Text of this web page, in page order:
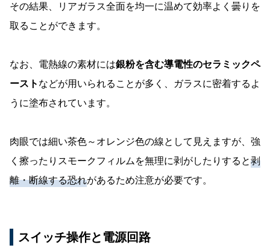
その結果、リアガラス全面を均一に温めて効率よく曇りを
取ることができます。
なお、電熱線の素材には銀粉を含む導電性のセラミックペ
ースト などが用いられることが多く、ガラスに密着するよ
うに塗布されています。
肉眼では細い茶色～オレンジ色の線として見えますが、強
く擦ったりスモークフィルムを無理に剥がしたりすると剥
離・断線する恐れがあるため注意が必要です。
スイッチ操作と電源回路